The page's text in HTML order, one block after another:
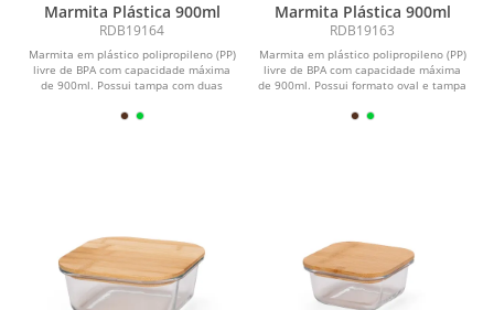
Marmita Plástica 900ml
RDB19164
Marmita em plástico polipropileno (PP)
livre de BPA com capacidade máxima
de 900ml. Possui tampa com duas
Marmita Plástica 900ml
RDB19163
Marmita em plástico polipropileno (PP)
livre de BPA com capacidade máxima
de 900ml. Possui formato oval e tampa